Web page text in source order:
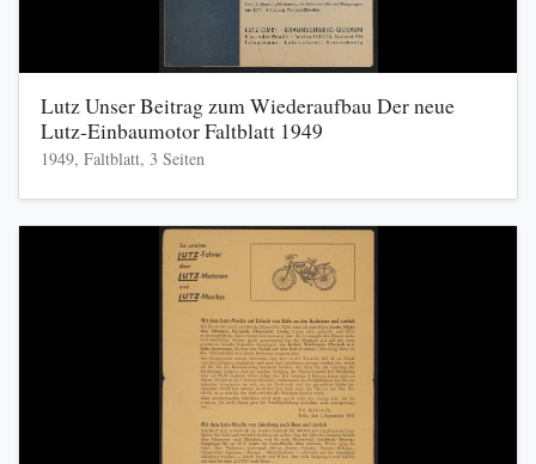
Lutz Unser Beitrag zum Wiederaufbau Der neue
Lutz-Einbaumotor Faltblatt 1949
1949, Faltblatt, 3 Seiten